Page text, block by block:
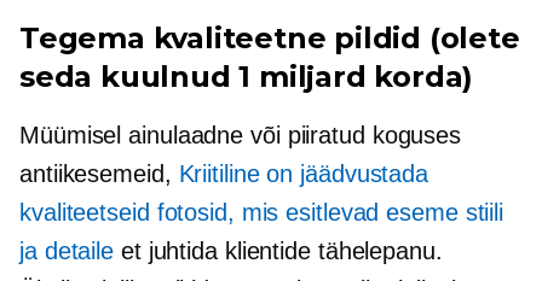
Tegema kvaliteetne pildid (olete
seda kuulnud 1 miljard korda)
Müümiselainulaadne või piiratud koguses
antiikesemeid, Kriitiline on jäädvustada
kvaliteetseid fotosid, mis esitlevad eseme stiili
ja detaile et juhtida klientide tähelepanu.